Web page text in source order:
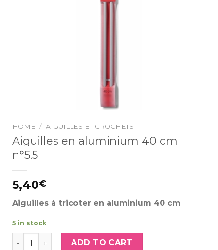
HOME / AIGUILLES ET CROCHETS
Aiguilles en aluminium 40 cm
n°5.5
5,40€
Aiguilles à tricoter en aluminium 40 cm
5 in stock
Aiguilles en aluminium 40 cm n°5.5 quantity
ADD TO CART